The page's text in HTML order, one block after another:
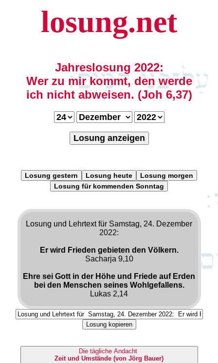
losung.net
Jahreslosung 2022:
Wer zu mir kommt, den werde
ich nicht abweisen. (Joh 6,37)
Losung anzeigen
Losung gestern Losung heute
Losung morgen
Losung für kommenden Sonntag
Losung und Lehrtext für Samstag, 24. Dezember
2022:
Er wird Frieden gebieten den Völkern.
Sacharja 9,10
Ehre sei Gott in der Höhe und Friede auf Erden
bei den Menschen seines Wohlgefallens.
Lukas 2,14
Losung kopieren
Die tägliche Andacht
Zeit und Umstände (von Jörg Bauer)